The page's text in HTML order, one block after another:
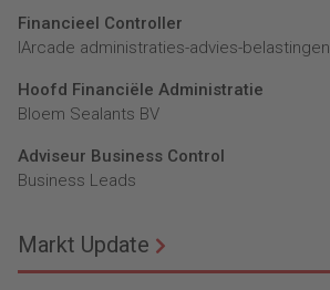
Financieel Controller
lArcade administraties-advies-belastingen
Hoofd Financiële Administratie
Bloem Sealants BV
Adviseur Business Control
Business Leads
Markt Update